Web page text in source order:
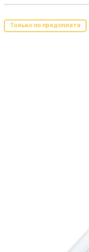
Только по предоплате